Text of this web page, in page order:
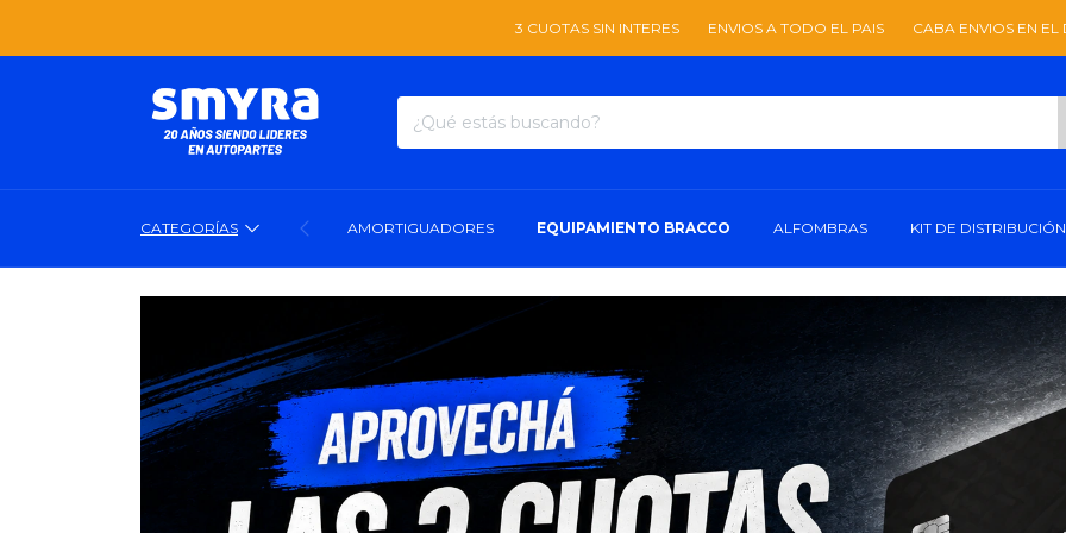
3 CUOTAS SIN INTERES ENVIOS A TODO EL PAIS CABA ENVIOS EN EL DIA 3 CUOTAS
CATEGORÍAS AMORTIGUADORES EQUIPAMIENTO BRACCO ALFOMBRAS KIT DE DISTRIBUCIÓN